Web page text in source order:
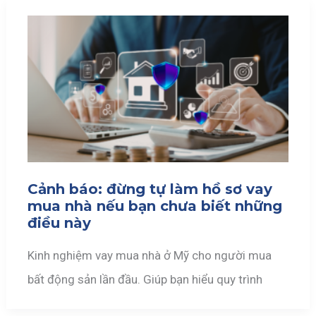
Cảnh báo: đừng tự làm hồ sơ vay
mua nhà nếu bạn chưa biết những
điều này
Kinh nghiệm vay mua nhà ở Mỹ cho người mua
bất động sản lần đầu. Giúp bạn hiểu quy trình